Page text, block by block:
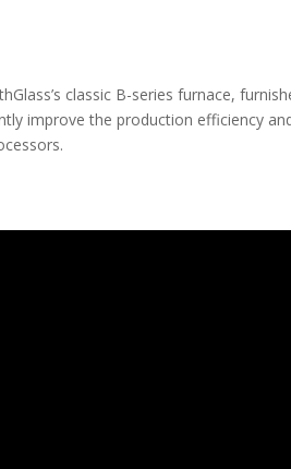
classic B-series furnace,
improve the production efficiency